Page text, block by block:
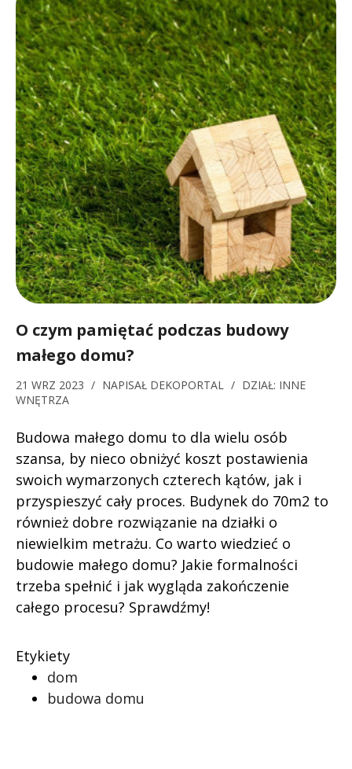
O czym pamiętać podczas budowy
małego domu?
21 WRZ 2023 / NAPISAŁ DEKOPORTAL / DZIAŁ: INNE
WNĘTRZA
Budowa małego domu to dla wielu osób
szansa, by nieco obniżyć koszt postawienia
swoich wymarzonych czterech kątów, jak i
przyspieszyć cały proces. Budynek do 70m2 to
również dobre rozwiązanie na działki o
niewielkim metrażu. Co warto wiedzieć o
budowie małego domu? Jakie formalności
trzeba spełnić i jak wygląda zakończenie
całego procesu? Sprawdźmy!
Etykiety
dom
budowa domu